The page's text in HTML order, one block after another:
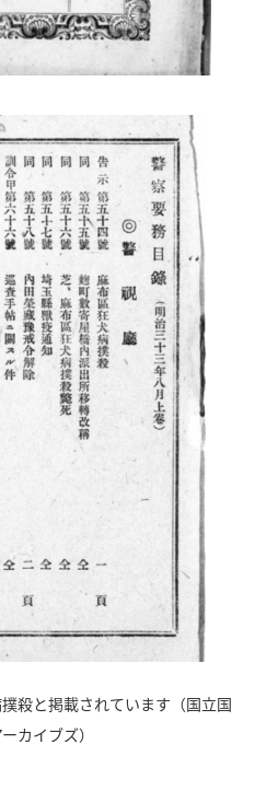
殺と掲載されています（国立国
カイブズ）